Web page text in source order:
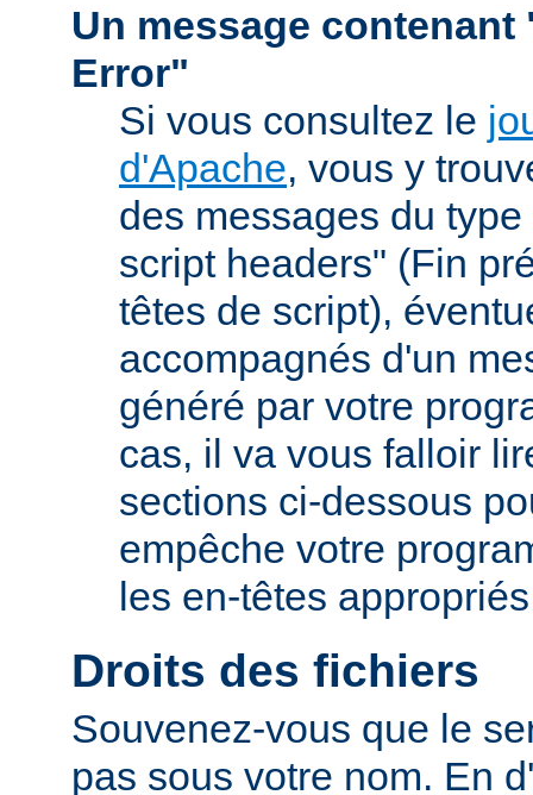
Un message contenant
Error"
Si vous consultez le
d'Apache, vous y
des messages du
script headers" (Fin
têtes de script),
accompagnés d'un
généré par votre
cas, il va vous falloir
sections ci-dessous
empêche votre
les en-têtes
Droits des fichiers
Souvenez-vous que le
pas sous votre nom. En